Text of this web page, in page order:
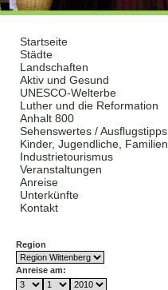
Startseite
Städte
Landschaften
Aktiv und Gesund
UNESCO-Welterbe
Luther und die Reformation
Anhalt 800
Sehenswertes / Ausflugstipps
Kinder, Jugendliche, Familien
Industrietourismus
Veranstaltungen
Anreise
Unterkünfte
Kontakt
Region
Anreise am: